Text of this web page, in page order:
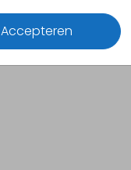
Accepteren